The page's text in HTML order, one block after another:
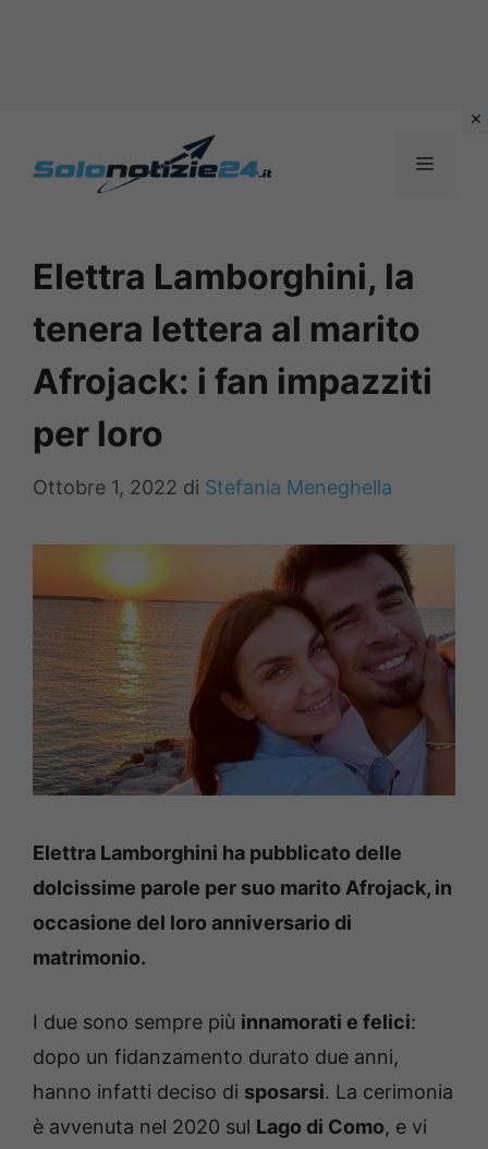
MENU
Elettra Lamborghini, la
tenera lettera al marito
Afrojack: i fan impazziti
per loro
Ottobre 1, 2022 di Stefania Meneghella
Elettra Lamborghini ha pubblicato delle
dolcissime parole per suo marito Afrojack, in
occasione del loro anniversario di
matrimonio.
I due sono sempre più innamorati e felici:
dopo un fidanzamento durato due anni,
hanno infatti deciso di sposarsi. La cerimonia
è avvenuta nel 2020 sul Lago di Como, e vi